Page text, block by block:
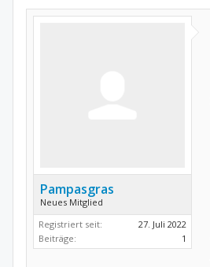
Pampasgras
Neues Mitglied
Registriert seit:
27. Juli 2022
Beiträge:
1